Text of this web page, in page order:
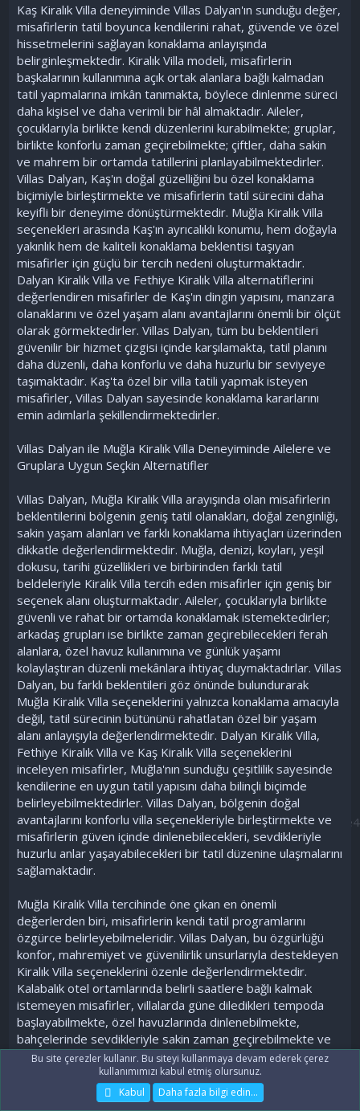
Kaş Kiralık Villa deneyiminde Villas Dalyan'ın sunduğu değer,
misafirlerin tatil boyunca kendilerini rahat, güvende ve özel
hissetmelerini sağlayan konaklama anlayışında
belirginleşmektedir. Kiralık Villa modeli, misafirlerin
başkalarının kullanımına açık ortak alanlara bağlı kalmadan
tatil yapmalarına imkân tanımakta, böylece dinlenme süreci
daha kişisel ve daha verimli bir hâl almaktadır. Aileler,
çocuklarıyla birlikte kendi düzenlerini kurabilmekte; gruplar,
birlikte konforlu zaman geçirebilmekte; çiftler, daha sakin
ve mahrem bir ortamda tatillerini planlayabilmektedirler.
Villas Dalyan, Kaş'ın doğal güzelliğini bu özel konaklama
biçimiyle birleştirmekte ve misafirlerin tatil sürecini daha
keyifli bir deneyime dönüştürmektedir. Muğla Kiralık Villa
seçenekleri arasında Kaş'ın ayrıcalıklı konumu, hem doğayla
yakınlık hem de kaliteli konaklama beklentisi taşıyan
misafirler için güçlü bir tercih nedeni oluşturmaktadır.
Dalyan Kiralık Villa ve Fethiye Kiralık Villa alternatiflerini
değerlendiren misafirler de Kaş'ın dingin yapısını, manzara
olanaklarını ve özel yaşam alanı avantajlarını önemli bir ölçüt
olarak görmektedirler. Villas Dalyan, tüm bu beklentileri
güvenilir bir hizmet çizgisi içinde karşılamakta, tatil planını
daha düzenli, daha konforlu ve daha huzurlu bir seviyeye
taşımaktadır. Kaş'ta özel bir villa tatili yapmak isteyen
misafirler, Villas Dalyan sayesinde konaklama kararlarını
emin adımlarla şekillendirmektedirler.
Villas Dalyan ile Muğla Kiralık Villa Deneyiminde Ailelere ve
Gruplara Uygun Seçkin Alternatifler
Villas Dalyan, Muğla Kiralık Villa arayışında olan misafirlerin
beklentilerini bölgenin geniş tatil olanakları, doğal zenginliği,
sakin yaşam alanları ve farklı konaklama ihtiyaçları üzerinden
dikkatle değerlendirmektedir. Muğla, denizi, koyları, yeşil
dokusu, tarihi güzellikleri ve birbirinden farklı tatil
beldeleriyle Kiralık Villa tercih eden misafirler için geniş bir
seçenek alanı oluşturmaktadır. Aileler, çocuklarıyla birlikte
güvenli ve rahat bir ortamda konaklamak istemektedirler;
arkadaş grupları ise birlikte zaman geçirebilecekleri ferah
alanlara, özel havuz kullanımına ve günlük yaşamı
kolaylaştıran düzenli mekânlara ihtiyaç duymaktadırlar. Villas
Dalyan, bu farklı beklentileri göz önünde bulundurarak
Muğla Kiralık Villa seçeneklerini yalnızca konaklama amacıyla
değil, tatil sürecinin bütününü rahatlatan özel bir yaşam
alanı anlayışıyla değerlendirmektedir. Dalyan Kiralık Villa,
Fethiye Kiralık Villa ve Kaş Kiralık Villa seçeneklerini
inceleyen misafirler, Muğla'nın sunduğu çeşitlilik sayesinde
kendilerine en uygun tatil yapısını daha bilinçli biçimde
belirleyebilmektedirler. Villas Dalyan, bölgenin doğal
avantajlarını konforlu villa seçenekleriyle birleştirmekte ve
misafirlerin güven içinde dinlenebilecekleri, sevdikleriyle
huzurlu anlar yaşayabilecekleri bir tatil düzenine ulaşmalarını
sağlamaktadır.
Muğla Kiralık Villa tercihinde öne çıkan en önemli
değerlerden biri, misafirlerin kendi tatil programlarını
özgürce belirleyebilmeleridir. Villas Dalyan, bu özgürlüğü
konfor, mahremiyet ve güvenilirlik unsurlarıyla destekleyen
Kiralık Villa seçeneklerini özenle değerlendirmektedir.
Kalabalık otel ortamlarında belirli saatlere bağlı kalmak
istemeyen misafirler, villalarda güne diledikleri tempoda
başlayabilmekte, özel havuzlarında dinlenebilmekte,
bahçelerinde sevdikleriyle sakin zaman geçirebilmekte ve
günün akışını kendi ihtiyaçlarına göre
düzenleyebilmektedirler. Bu yapı, özellikle çocuklu aileler
için büyük kolaylık sağlamaktadır; çünkü aileler, çocukların
uyku, yemek ve oyun düzenlerini daha rahat biçimde
Bu site çerezler kullanır. Bu siteyi kullanmaya devam ederek çerez
kullanımımızı kabul etmiş olursunuz.
Kabul
Daha fazla bilgi edin…